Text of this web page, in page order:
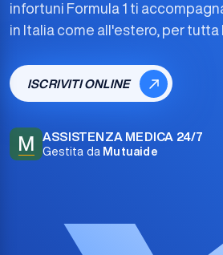
infortuni Formula 1 ti
in Italia come all'estero, per tutta
ISCRIVITI ONLINE
M ASSISTENZA MEDICA 24/7
Gestita da Mutuaide